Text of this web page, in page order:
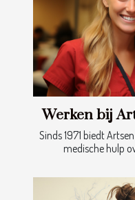
Werken bij
Sinds 1971 biedt
medische hulp